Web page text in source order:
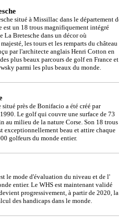
situé à Missillac dans le département
un 18 trous magnifiquement intégré
La Bretesche dans un décor où
les tours et les remparts du château
par l'architecte anglais Henri Cotton en
plus beaux parcours de golf en France et
parmi les plus beaux du monde.
près de Bonifacio a été créé par
Le golf qui couvre une surface de 73
au milieu de la nature Corse. Son 18 trous
exceptionnellement beau et attire chaque
golfeurs du monde entier.
le mode d'évaluation du niveau et de l'
entier. Le WHS est maintenant validé
progressivement, à partir de 2020, la
des handicaps dans le monde.